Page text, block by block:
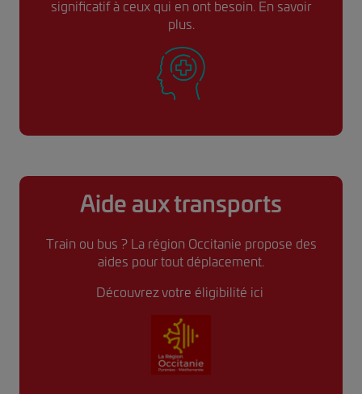
significatif à ceux qui en ont besoin. En savoir
plus.
Aide aux transports
Train ou bus ? La région Occitanie propose des
aides pour tout déplacement.
Découvrez votre éligibilité ici